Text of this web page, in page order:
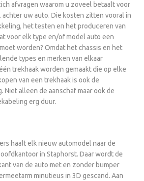
afvragen waarom u zoveel betaalt voor
uw auto. Die kosten zitten vooral in
het testen en het produceren van
voor elk type en/of model auto een
worden? Omdat het chassis en het
types en merken van elkaar
trekhaak worden gemaakt die op elke
van een trekhaak is ook de
Niet alleen de aanschaf maar ook de
erg duur.
haalt elk nieuw automodel naar de
in Staphorst. Daar wordt de
van de auto met en zonder bumper
minutieus in 3D gescand. Aan